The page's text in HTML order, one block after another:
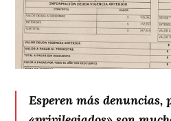
Esperen más denuncias,